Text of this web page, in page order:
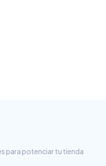
para potenciar tu tienda